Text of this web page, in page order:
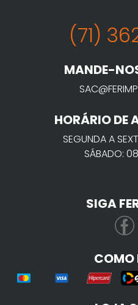
(71)
MANDE-
HORÁRIO DE
SEGUNDA A
SÁBADO:
SIGA
COMO